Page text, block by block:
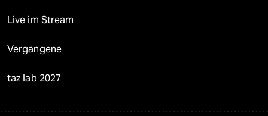
Live im Stream
Vergangene
taz lab 2027